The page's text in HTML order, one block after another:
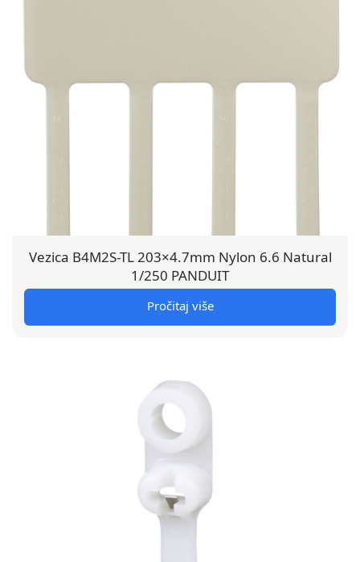
Vezica B4M2S-TL 203×4.7mm Nylon 6.6 Natural
1/250 PANDUIT
Pročitaj više